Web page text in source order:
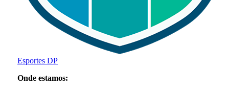
Esportes DP
Onde estamos: